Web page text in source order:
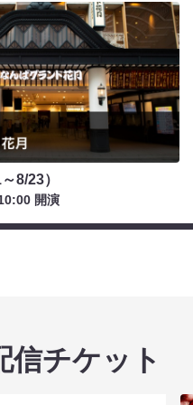
8/23）
開演
信チケット